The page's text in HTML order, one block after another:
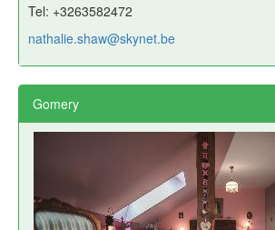
Tel: +3263582472
nathalie.shaw@skynet.be
Gomery